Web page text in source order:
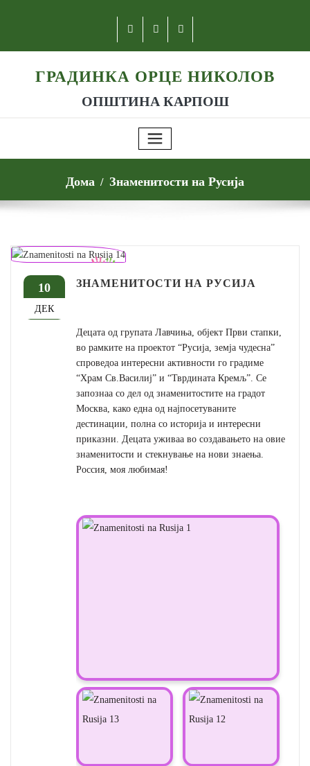
ГРАДИНКА ОРЦЕ НИКОЛОВ
ОПШТИНА КАРПОШ
Дома Знаменитости на Русија
10
ДЕК
ЗНАМЕНИТОСТИ НА РУСИЈА
Децата од групата Лавчиња, објект Први стапки,
во рамките на проектот “Русија, земја чудесна”
спроведоа интересни активности го градиме
“Храм Св.Василиј” и “Тврдината Кремљ”. Се
запознаа со дел од знаменитостите на градот
Москва, како една од најпосетуваните
дестинации, полна со историја и интересни
приказни. Децата уживаа во создавањето на овие
знаменитости и стекнување на нови знаења.
Россия, моя любимая!